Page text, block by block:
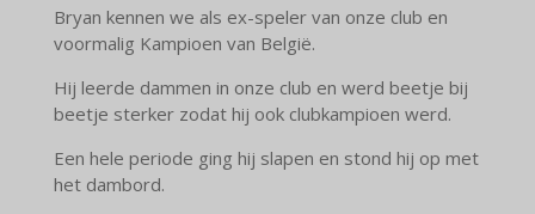
Bryan kennen we als ex-speler van onze club en
voormalig Kampioen van België.
Hij leerde dammen in onze club en werd beetje bij
beetje sterker zodat hij ook clubkampioen werd.
Een hele periode ging hij slapen en stond hij op met
het dambord.